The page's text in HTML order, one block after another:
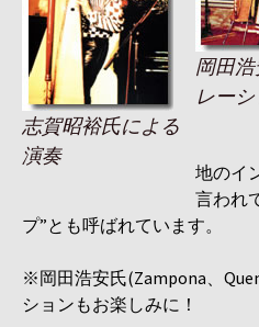
志賀昭裕氏による
演奏
岡田
レー
地のイ
言われ
プ”とも呼ばれています。
※岡田浩安氏(Zampona、
ションもお楽しみに！